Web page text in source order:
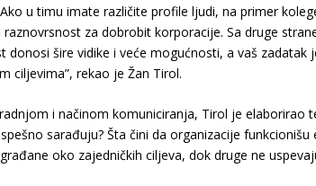
u timu imate različite profile ljudi, na primer
raznovrsnost za dobrobit korporacije. Sa druge
donosi šire vidike i veće mogućnosti, a vaš zadatak
ciljevima”, rekao je Žan Tirol.
i načinom komuniciranja, Tirol je elaborirao
sarađuju? Šta čini da organizacije
oko zajedničkih ciljeva, dok druge ne